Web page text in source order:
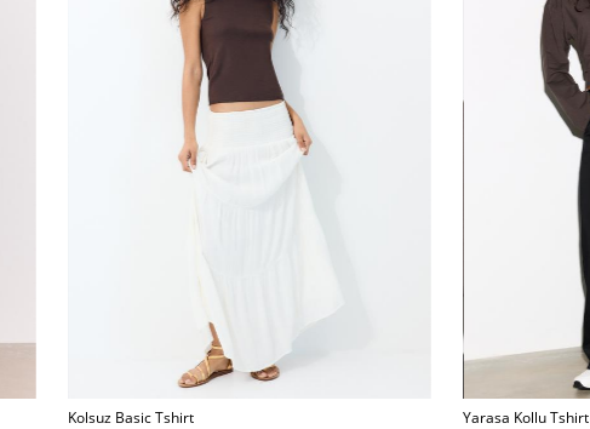
Kolsuz Basic Tshirt
Yarasa Kollu Tshirt